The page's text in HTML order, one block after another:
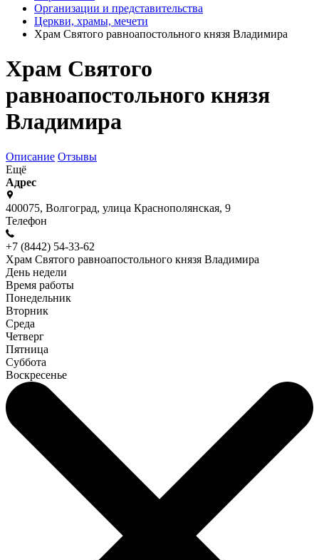
Организации и представительства
Церкви, храмы, мечети
Храм Святого равноапостольного князя Владимира
Храм Святого
равноапостольного князя
Владимира
Описание Отзывы
Ещё
Адрес
400075, Волгоград, улица Краснополянская, 9
Телефон
+7 (8442) 54-33-62
Храм Святого равноапостольного князя Владимира
День недели
Время работы
Понедельник
Вторник
Среда
Четверг
Пятница
Суббота
Воскресенье